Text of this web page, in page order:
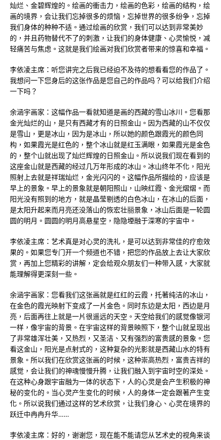
灿烂、金碧辉煌的。绘画的衝击力，绘画的色彩，绘画的结构，绘
画的境界，会让我们忘掉很多的烦恼，忘掉世界的很多纷争，忘掉
我们身体的种种不适。通过绘画的欣赏，我们可以达到非常美妙
的，并且药物替代不了的刺激，让我们的身体健康、心灵愉悦，减
轻痛苦与焦虑。这就是我们绘画对我们欣赏者带来的惊喜和幸福。
李依凌主席：听您讲完之后我已经迫不及待的想看看您的作品了。
我想问一下您身后的这张作品是您自己的作品吗？可以给我们介绍
一下吗？
余涵宇画家：这幅作品一看就知道是画的西藏的雪山冰川。您看那
金光灿烂的山，是只有西藏才有的日照金山。因为西藏的山不仅仅
是雪山，更是冰山，因为是冰山，所以她的颜色跟霞光的颜色同
构，如果霞光是红色的，整个冰山就是红玉满眼，如果霞光是金色
的，整个山就出现了灿烂辉煌的日照金山。所以说我们现在看到的
这座金山就是西藏的经过几万年形成的冰山。冰山终年不化，阳光
照射上去就是祥瑞灿烂，金光闪闪的。这幅作品所描绘的，应该是
早上的景象。早上的景象就是朝阳照山，山映红霞、金光熠熠。而
阳光没有照到的地方，就是晶莹剔透的白色冰山，在冰山的后面，
是太阳升起来而月亮还没落山的恢宏壮丽景象，冰山后面是一轮圆
圆的明月。圆圆的明月高悬星空，隐隐堙融于深寒的宇宙中。
李依凌主席：艺术真是对心灵的洗礼，是可以达到非常佳的疗愈效
果的。如果您专门开一个频道也不错，把您的作品放上去让大家欣
赏，再加上您精彩的讲解，定会给观众朋友们一种带入感，大家就
能理解得更深刻一些。
余涵宇画家：您看我们这张画就是红红的云霞，托著纯洁的冰山，
在金色的霞光映射下变成了一片金色。同时东边是太阳，西边是月
亮，后面再往上就是一片很遥远的天空。天空给我们的感觉像银河
一样，像宇宙的背景。在宇宙这样的背景映照下，整个山就呈现出
了非常雄浑壮美，又热烈，又圣洁、又有强烈的富贵感的景象。您
看这金山，阳光是点射式的，这种复杂的光影就是西藏山水的特有
景象。所以我们在欣赏这张画的时候，这种崇高热烈，富贵吉祥的
感觉，会让我们的神魂慢慢升腾，让我们融入到宇宙时空的深处。
在这种心身跟宇宙融为一体的状态下，人的心灵是会产生积极的神
秘的变化的。当心灵产生变化的时候，人的身体一定会跟著产生变
化。所以说我们通过这样的艺术欣赏，让我们身心、心灵在境界的
跃迁中冉冉升华……
李依凌主席：好的，谢谢您，现在能不能请您从艺术史的视角来谈